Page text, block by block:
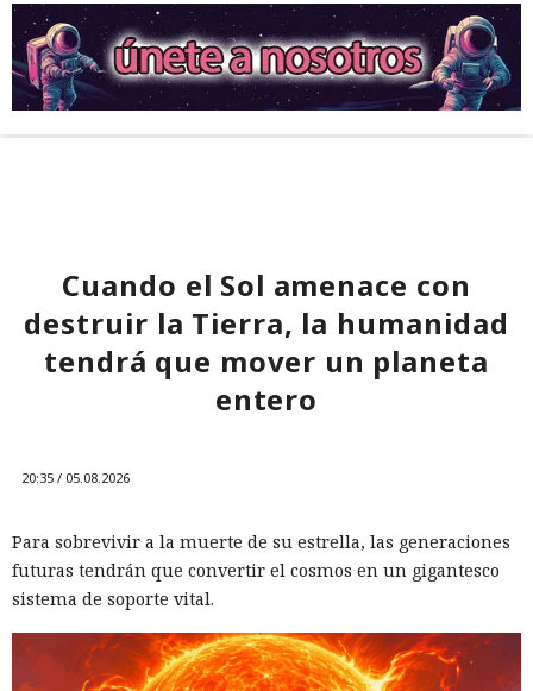
Cuando el Sol amenace con
destruir la Tierra, la humanidad
tendrá que mover un planeta
entero
20:35 / 05.08.2026
Para sobrevivir a la muerte de su estrella, las generaciones
futuras tendrán que convertir el cosmos en un gigantesco
sistema de soporte vital.